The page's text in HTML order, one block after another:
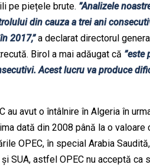
pe piețele brute. ”Analizele
din cauza a trei ani
2017,”a declarat directorul
Birol a mai adăugat că ”este
Acest lucru va produce
au avut o întâlnire în Algeria în
dată din 2008 până la o
OPEC, în special Arabia
SUA, astfel OPEC nu acceptă